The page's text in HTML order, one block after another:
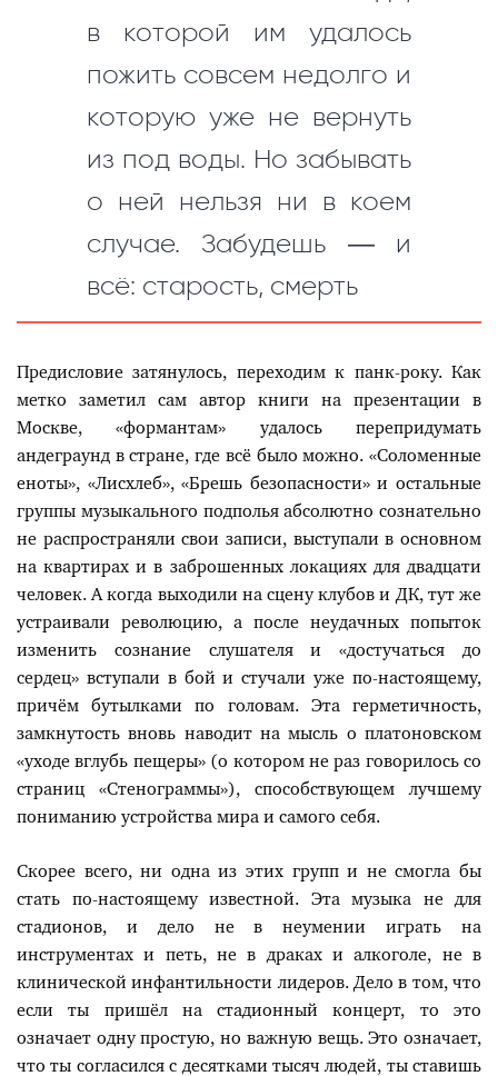
в которой им удалось
пожить совсем недолго и
которую уже не вернуть
из под воды. Но забывать
о ней нельзя ни в коем
случае. Забудешь — и
всё: старость, смерть
Предисловие затянулось, переходим к панк-року. Как
метко заметил сам автор книги на презентации в
Москве, «формантам» удалось перепридумать
андеграунд в стране, где всё было можно. «Соломенные
еноты», «Лисхлеб», «Брешь безопасности» и остальные
группы музыкального подполья абсолютно сознательно
не распространяли свои записи, выступали в основном
на квартирах и в заброшенных локациях для двадцати
человек. А когда выходили на сцену клубов и ДК, тут же
устраивали революцию, а после неудачных попыток
изменить сознание слушателя и «достучаться до
сердец» вступали в бой и стучали уже по-настоящему,
причём бутылками по головам. Эта герметичность,
замкнутость вновь наводит на мысль о платоновском
«уходе вглубь пещеры» (о котором не раз говорилось со
страниц «Стенограммы»), способствующем лучшему
пониманию устройства мира и самого себя.
Скорее всего, ни одна из этих групп и не смогла бы
стать по-настоящему известной. Эта музыка не для
стадионов, и дело не в неумении играть на
инструментах и петь, не в драках и алкоголе, не в
клинической инфантильности лидеров. Дело в том, что
если ты пришёл на стадионный концерт, то это
означает одну простую, но важную вещь. Это означает,
что ты согласился с десятками тысяч людей, ты ставишь